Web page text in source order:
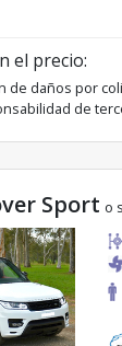
el precio:
de daños por
de
Sport o